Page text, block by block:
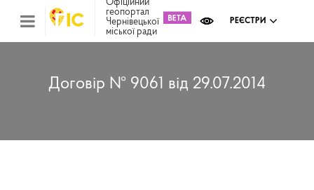
Офіційний
геопортал
Чернівецької
міської ради
РЕЄСТРИ
Договір № 9061 від 29.07.2014